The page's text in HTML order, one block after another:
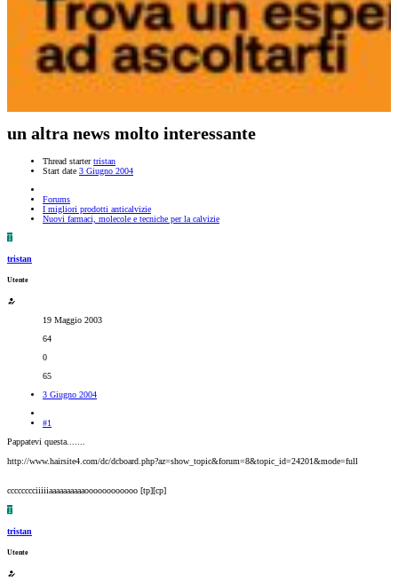
un altra news molto interessante
Thread starter tristan
Start date 3 Giugno 2004
Forums
I migliori prodotti anticalvizie
Nuovi farmaci, molecole e tecniche per la calvizie
T
tristan
Utente
19 Maggio 2003
64
0
65
3 Giugno 2004
#1
Pappatevi questa.......
http://www.hairsite4.com/dc/dcboard.php?az=show_topic&forum=8&topic_id=24201&mode=full
cccccccciiiiiaaaaaaaaaaoooooooooooo [tp][cp]
T
tristan
Utente